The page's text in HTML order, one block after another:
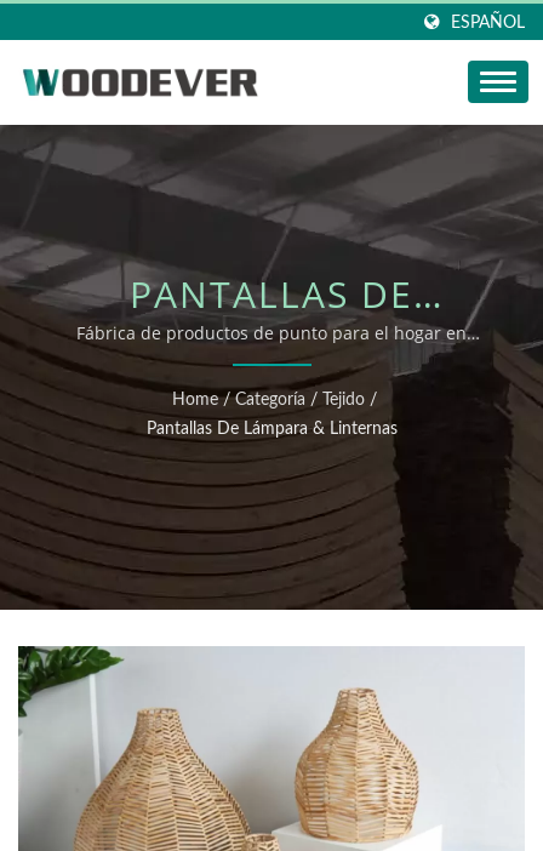
ESPAÑOL
PANTALLAS DE
LÁMPARA & LINTERNAS
Fábrica de productos de punto para el hogar en
Vietnam con pantallas de lámpara naturales
certificadas por FSC, ecológicas, con un servicio integral
de personalización altamente flexible.
Home / Categoría / Tejido /
Pantallas De Lámpara & Linternas